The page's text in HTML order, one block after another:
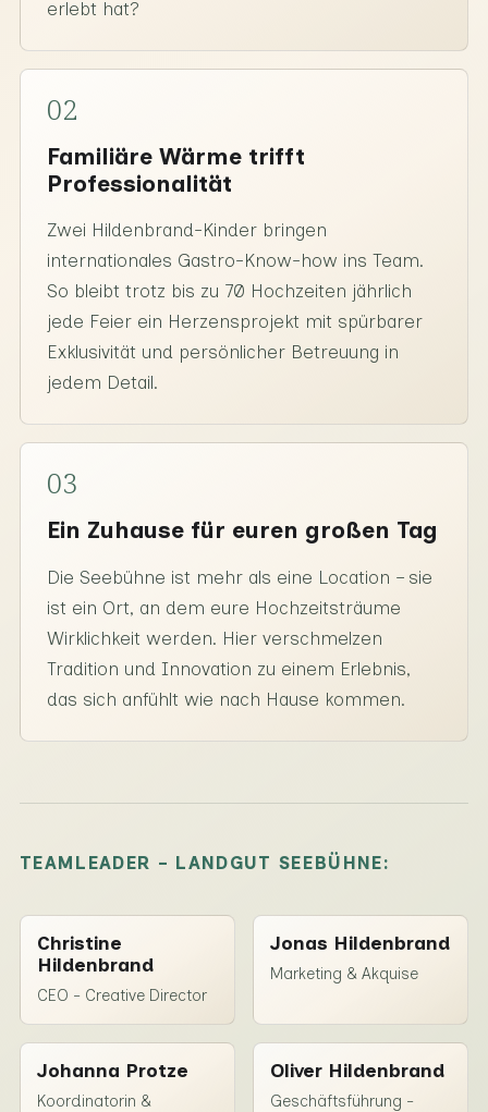
erlebt hat?
02
Familiäre Wärme trifft
Professionalität
Zwei Hildenbrand-Kinder bringen
internationales Gastro-Know-how ins Team.
So bleibt trotz bis zu 70 Hochzeiten jährlich
jede Feier ein Herzensprojekt mit spürbarer
Exklusivität und persönlicher Betreuung in
jedem Detail.
03
Ein Zuhause für euren großen Tag
Die Seebühne ist mehr als eine Location – sie
ist ein Ort, an dem eure Hochzeitsträume
Wirklichkeit werden. Hier verschmelzen
Tradition und Innovation zu einem Erlebnis,
das sich anfühlt wie nach Hause kommen.
TEAMLEADER - LANDGUT SEEBÜHNE:
Christine
Hildenbrand
CEO - Creative Director
Jonas Hildenbrand
Marketing & Akquise
Johanna Protze
Koordinatorin &
Oliver Hildenbrand
Geschäftsführung -